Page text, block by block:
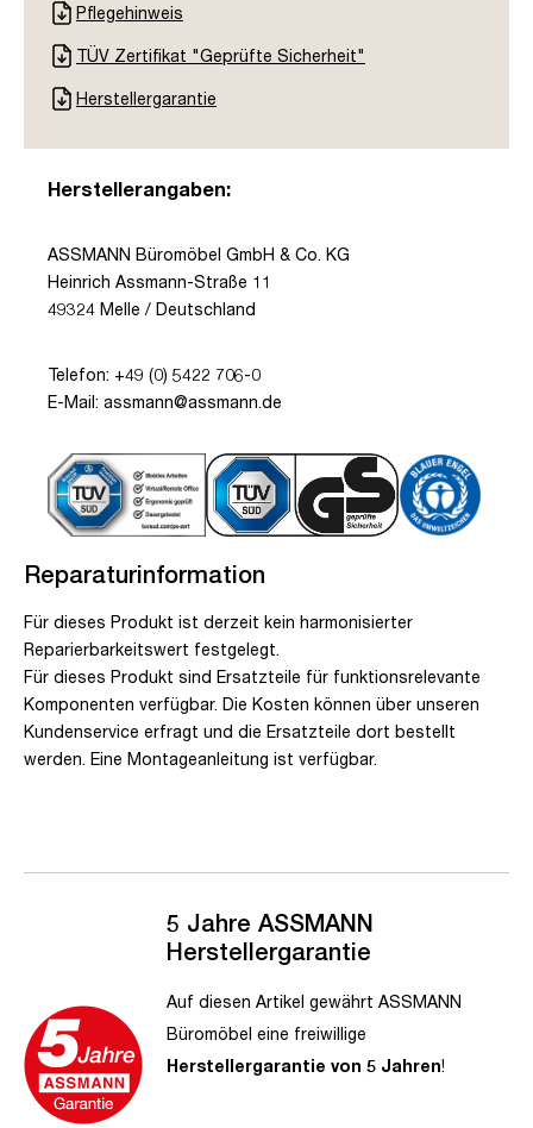
Pflegehinweis
TÜV Zertifikat "Geprüfte Sicherheit"
Herstellergarantie
Herstellerangaben:
ASSMANN Büromöbel GmbH & Co. KG
Heinrich Assmann-Straße 11
49324 Melle / Deutschland
Telefon: +49 (0) 5422 706-0
E-Mail: assmann@assmann.de
Reparaturinformation
Für dieses Produkt ist derzeit kein harmonisierter
Reparierbarkeitswert festgelegt.
Für dieses Produkt sind Ersatzteile für funktionsrelevante
Komponenten verfügbar. Die Kosten können über unseren
Kundenservice erfragt und die Ersatzteile dort bestellt
werden. Eine Montageanleitung ist verfügbar.
5 Jahre ASSMANN
Herstellergarantie
Auf diesen Artikel gewährt ASSMANN
Büromöbel eine freiwillige
Herstellergarantie von 5 Jahren!